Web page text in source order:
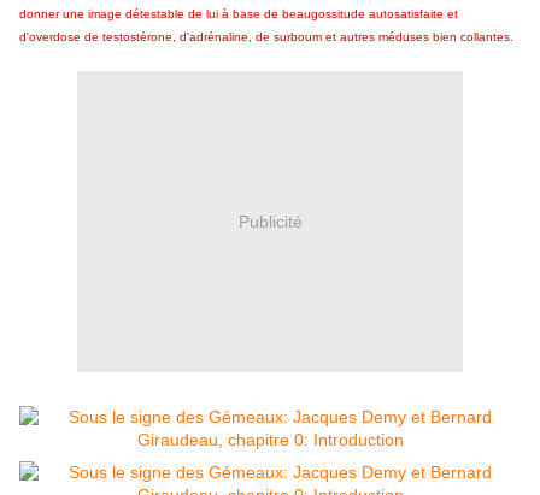
donner une image détestable de lui à base de beaugossitude autosatisfaite et
d'overdose de testostérone, d'adrénaline, de surboum et autres méduses bien collantes.
Publicité